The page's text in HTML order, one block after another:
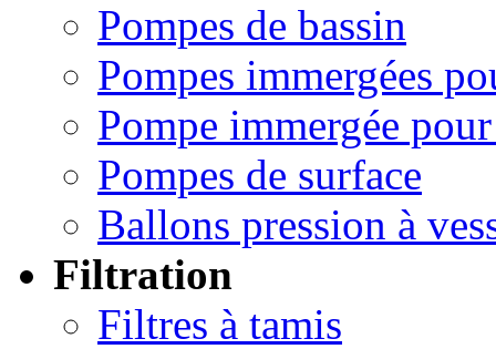
Pompes de bassin
Pompes immergées
Pompe immergée
Pompes de surface
Ballons pression à
Filtration
Filtres à tamis